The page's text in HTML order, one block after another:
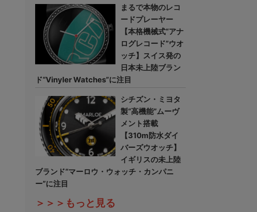
まるで本物のレコ
ードプレーヤー
【本格機械式“アナ
ログレコード”ウオ
ッチ】スイス発の
日本未上陸ブラン
ド“Vinyler Watches”に注目
シチズン・ミヨタ
製“高機能”ムーヴ
メント搭載
【310m防水ダイ
バーズウオッチ】
イギリスの未上陸
ブランド“マーロウ・ウォッチ・カンパニ
ー”に注目
＞＞＞もっと見る